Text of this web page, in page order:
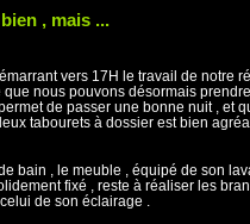
, mais ...
vers 17H le travail de notre
que nous pouvons désormais
de passer une bonne nuit , et
tabourets à dossier est bien
bain , le meuble , équipé de son
fixé , reste à réaliser les
de son éclairage .